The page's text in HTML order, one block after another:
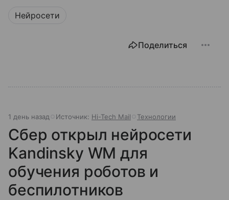
Нейросети
Поделиться
1 день назад Источник: Hi-Tech Mail Технологии
Сбер открыл нейросети
Kandinsky WM для
обучения роботов и
беспилотников